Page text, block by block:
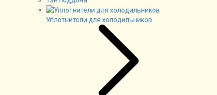
Уплотнители для холодильников